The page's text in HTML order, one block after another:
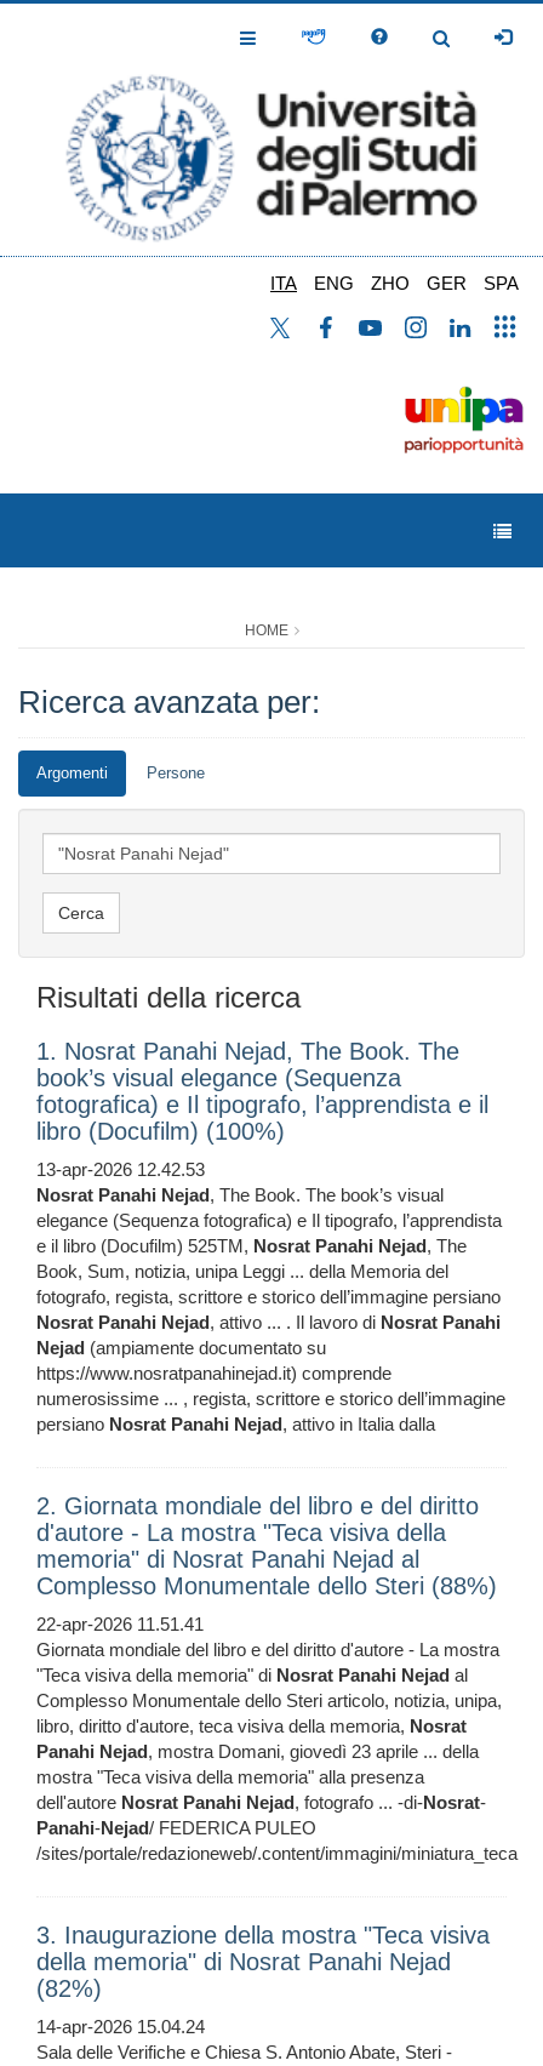
Toggle
Toggle
ITA ENG ZHO GER SPA
HOME
Ricerca avanzata per:
Argomenti Persone
Risultati della ricerca
1. Nosrat Panahi Nejad, The Book. The
book’s visual elegance (Sequenza
fotografica) e Il tipografo, l’apprendista e il
libro (Docufilm) (100%)
13-apr-2026 12.42.53
Nosrat Panahi Nejad, The Book. The book’s visual
elegance (Sequenza fotografica) e Il tipografo, l’apprendista
e il libro (Docufilm) 525TM, Nosrat Panahi Nejad, The
Book, Sum, notizia, unipa Leggi ... della Memoria del
fotografo, regista, scrittore e storico dell’immagine persiano
Nosrat Panahi Nejad, attivo ... . Il lavoro di Nosrat Panahi
Nejad (ampiamente documentato su
https://www.nosratpanahinejad.it) comprende
numerosissime ... , regista, scrittore e storico dell’immagine
persiano Nosrat Panahi Nejad, attivo in Italia dalla
2. Giornata mondiale del libro e del diritto
d'autore - La mostra "Teca visiva della
memoria" di Nosrat Panahi Nejad al
Complesso Monumentale dello Steri (88%)
22-apr-2026 11.51.41
Giornata mondiale del libro e del diritto d'autore - La mostra
"Teca visiva della memoria" di Nosrat Panahi Nejad al
Complesso Monumentale dello Steri articolo, notizia, unipa,
libro, diritto d'autore, teca visiva della memoria, Nosrat
Panahi Nejad, mostra Domani, giovedì 23 aprile ... della
mostra "Teca visiva della memoria" alla presenza
dell'autore Nosrat Panahi Nejad, fotografo ... -di-Nosrat-
Panahi-Nejad/ FEDERICA PULEO
/sites/portale/redazioneweb/.content/immagini/miniatura_teca
3. Inaugurazione della mostra "Teca visiva
della memoria" di Nosrat Panahi Nejad
(82%)
14-apr-2026 15.04.24
Sala delle Verifiche e Chiesa S. Antonio Abate, Steri -